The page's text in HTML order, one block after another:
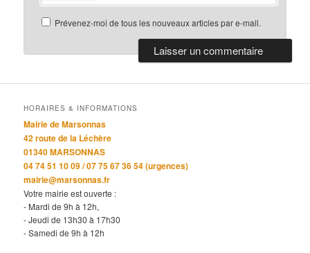
Prévenez-moi de tous les nouveaux articles par e-mail.
HORAIRES & INFORMATIONS
Mairie de Marsonnas
42 route de la Léchère
01340 MARSONNAS
04 74 51 10 09 / 07 75 67 36 54 (urgences)
mairie@marsonnas.fr
Votre mairie est ouverte :
- Mardi de 9h à 12h,
- Jeudi de 13h30 à 17h30
- Samedi de 9h à 12h